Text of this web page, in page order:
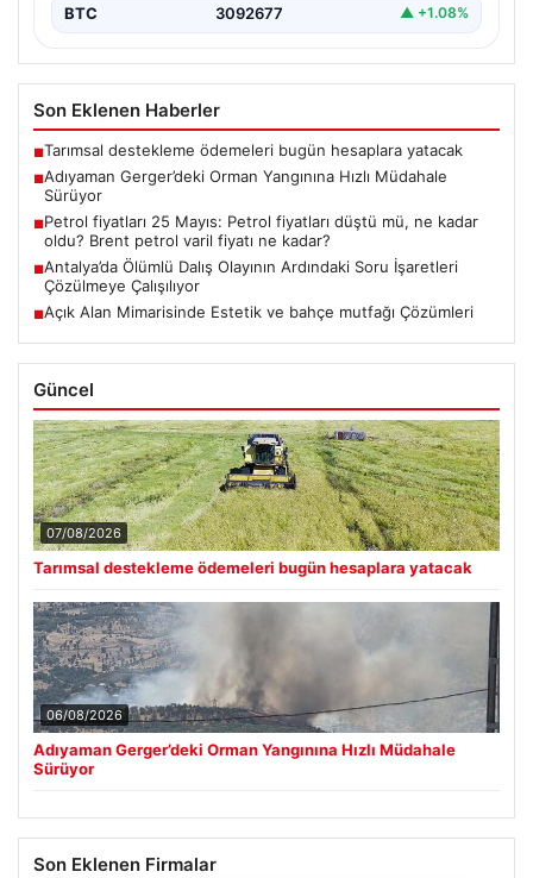
BTC 3092677 ▲ +1.08%
Son Eklenen Haberler
■Tarımsal destekleme ödemeleri bugün hesaplara yatacak
■Adıyaman Gerger’deki Orman Yangınına Hızlı Müdahale
Sürüyor
■Petrol fiyatları 25 Mayıs: Petrol fiyatları düştü mü, ne kadar
oldu? Brent petrol varil fiyatı ne kadar?
■Antalya’da Ölümlü Dalış Olayının Ardındaki Soru İşaretleri
Çözülmeye Çalışılıyor
■Açık Alan Mimarisinde Estetik ve bahçe mutfağı Çözümleri
Güncel
07/08/2026
Tarımsal destekleme ödemeleri bugün hesaplara yatacak
06/08/2026
Adıyaman Gerger’deki Orman Yangınına Hızlı Müdahale
Sürüyor
Son Eklenen Firmalar